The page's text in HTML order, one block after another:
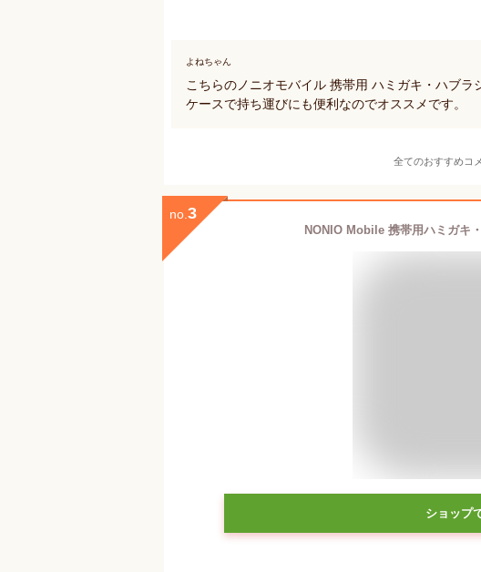
よねちゃん
こちらのノニオモバイル 携帯用 ハミガキ・ハブ
ケースで持ち運びにも便利なのでオススメです。
全てのおすすめコ
no. 3
NONIO Mobile 携帯用ハミガキ
ショップ